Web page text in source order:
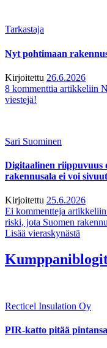
Tarkastaja
Nyt pohtimaan
Kirjoitettu 26.6.2026
8 kommenttia artikkeliin
viestejä!
Sari Suominen
Digitaalinen riippuvuus
rakennusala ei voi
Kirjoitettu 25.6.2026
Ei kommentteja
riski, jota Suomen
Lisää vieraskynästä
Recticel Insulation Oy
PIR-katto pitää